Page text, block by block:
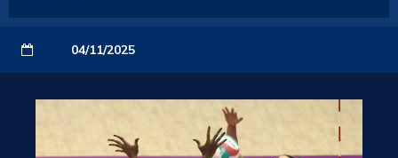
04/11/2025